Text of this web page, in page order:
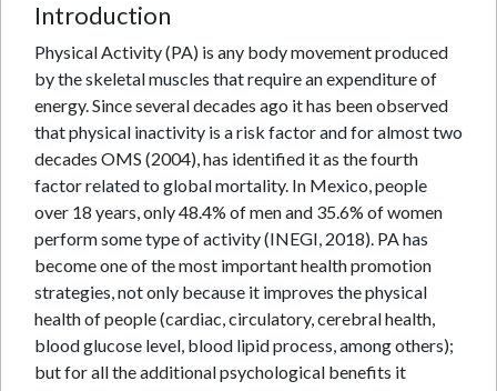
Introduction
Physical Activity (PA) is any body movement produced
by the skeletal muscles that require an expenditure of
energy. Since several decades ago it has been observed
that physical inactivity is a risk factor and for almost two
decades OMS (2004), has identified it as the fourth
factor related to global mortality. In Mexico, people
over 18 years, only 48.4% of men and 35.6% of women
perform some type of activity (INEGI, 2018). PA has
become one of the most important health promotion
strategies, not only because it improves the physical
health of people (cardiac, circulatory, cerebral health,
blood glucose level, blood lipid process, among others);
but for all the additional psychological benefits it